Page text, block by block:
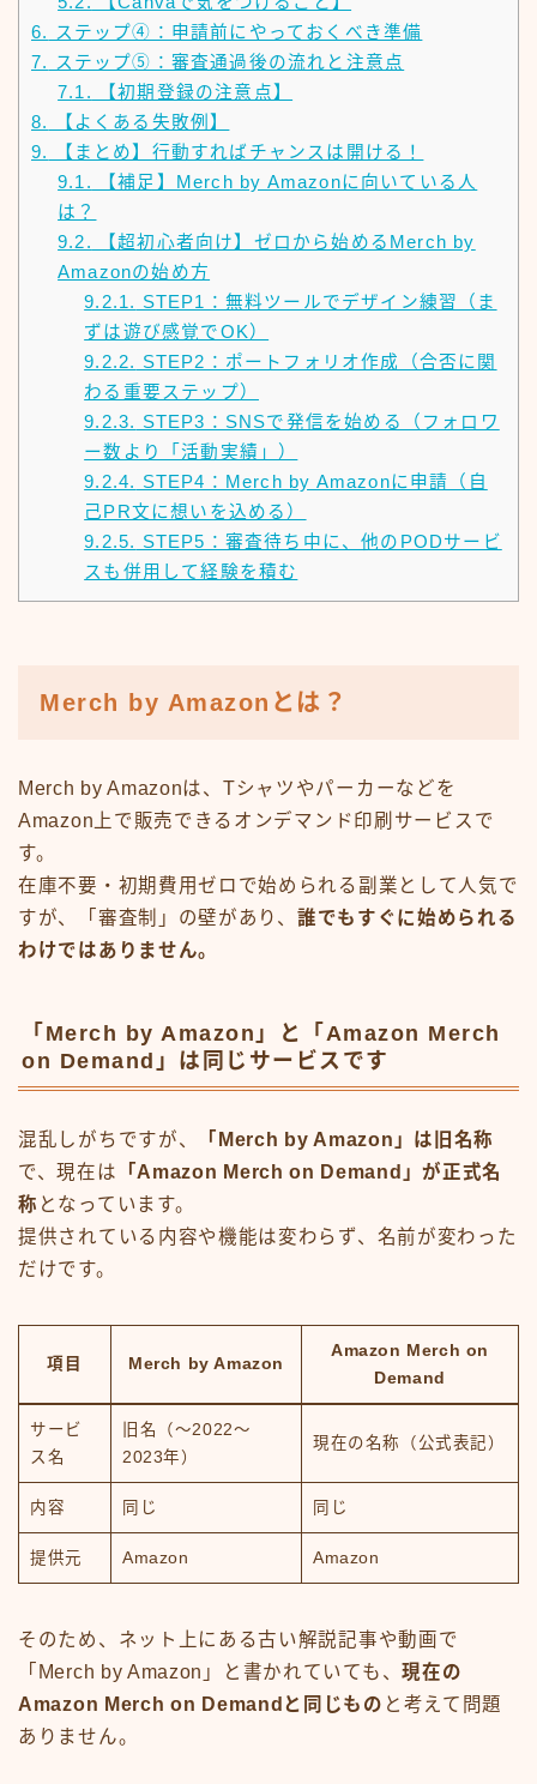
6. ステップ④：申請前にやっておくべき準備
7. ステップ⑤：審査通過後の流れと注意点
7.1.
【初期登録の注意点】
8.
【よくある失敗例】
9.
【まとめ】行動すればチャンスは開ける！
9.1.
【補足】Merch by Amazonに向いている人
は？
9.2.
【超初心者向け】ゼロから始めるMerch by
Amazonの始め方
9.2.1. STEP1：無料ツールでデザイン練習（ま
ずは遊び感覚でOK）
9.2.2. STEP2：ポートフォリオ作成（合否に関
わる重要ステップ）
9.2.3. STEP3：SNSで発信を始める（フォロワ
ー数より「活動実績」）
9.2.4. STEP4：Merch by Amazonに申請（自
己PR文に想いを込める）
9.2.5. STEP5：審査待ち中に、他のPODサービ
スも併用して経験を積む
Merch by Amazonとは？
Merch by Amazonは、Tシャツやパーカーなどを
Amazon上で販売できるオンデマンド印刷サービスで
す。
在庫不要・初期費用ゼロで始められる副業として人気で
すが、「審査制」の壁があり、 誰でもすぐに始められる
わけではありません。
「Merch by Amazon」と「Amazon Merch
on Demand」は同じサービスです
混乱しがちですが、
「Merch by Amazon」は旧名称
で、現在は 「Amazon Merch on Demand」が正式名
称 となっています。
提供されている内容や機能は変わらず、名前が変わった
だけです。
項目 Merch by Amazon
Amazon Merch on
Demand
サービ
ス名
旧名（〜2022〜
2023年）
現在の名称（公式表記）
内容 同じ 同じ
提供元 Amazon Amazon
そのため、ネット上にある古い解説記事や動画で
「Merch by Amazon」と書かれていても、現在の
Amazon Merch on Demandと同じもの と考えて問題
ありません。